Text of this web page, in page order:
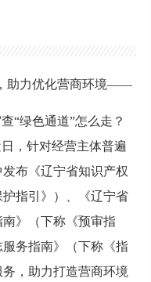
助力优化营商环境——
“绿色通道”怎么走？
，针对经营主体普遍
布《辽宁省知识产权
指引》）、《辽宁省
》（下称《预审指
务指南》（下称《指
，助力打造营商环境